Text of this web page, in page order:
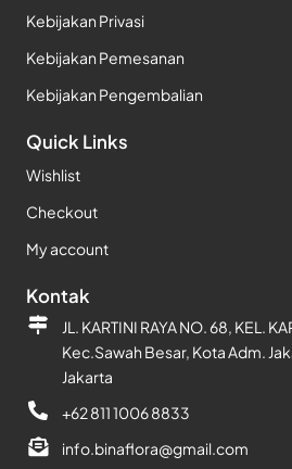
Kebijakan Privasi
Kebijakan Pemesanan
Kebijakan Pengembalian
Quick Links
Wishlist
Checkout
My account
Kontak
JL. KARTINI RAYA NO. 68, KEL.
Kec.Sawah Besar, Kota Adm.
Jakarta
+62 811 1006 8833
info.binaflora@gmail.com